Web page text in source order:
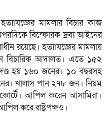
মামলার বিচার কাজ
বিস্ফোরক দ্রব্য আইনের
রয়েছে। হত্যাযজ্ঞের মামলায়
বিচারিক আদালত। এতে ১৫২
হয় ১৬০ জনের। ১০ বছরসহ
খালাস পান ২৭৮ জন। নিয়ম
আপিল করেন আসামিরা।
করে রাষ্ট্রপক্ষও।